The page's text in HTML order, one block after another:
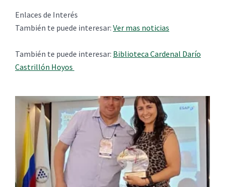
Enlaces de Interés
También te puede interesar: Ver mas noticias
También te puede interesar: Biblioteca Cardenal Darío
Castrillón Hoyos